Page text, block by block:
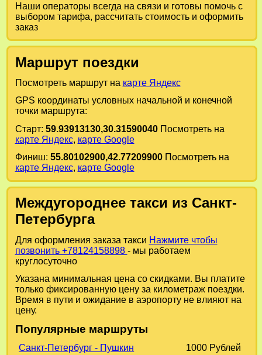
Наши операторы всегда на связи и готовы помочь с
выбором тарифа, рассчитать стоимость и оформить
заказ
Маршрут поездки
Посмотреть маршрут на карте Яндекс
GPS координаты условных начальной и конечной
точки маршрута:
Старт: 59.93913130,30.31590040Посмотреть на
карте Яндекс, карте Google
Финиш: 55.80102900,42.77209900Посмотреть на
карте Яндекс, карте Google
Междугороднее такси из Санкт-
Петербурга
Для оформления заказа такси Нажмите чтобы
позвонить +78124158898 - мы работаем
круглосуточно
Указана минимальная цена со скидками. Вы платите
только фиксированную цену за километраж поездки.
Время в пути и ожидание в аэропорту не влияют на
цену.
Популярные маршруты
Санкт-Петербург - Пушкин 1000 Рублей